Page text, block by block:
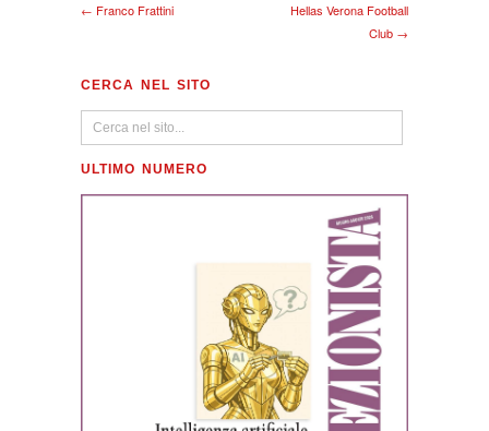
← Franco Frattini
Hellas Verona Football
Club →
CERCA NEL SITO
ULTIMO NUMERO